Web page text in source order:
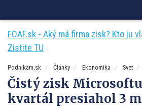
FOAF.sk - Aký má firma zisk? Kto ju
Zistite TU
Podnikam.sk Články Ekonomika Svet
Čistý zisk
kvartál presiahol 3